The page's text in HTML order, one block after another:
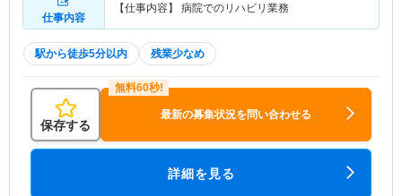
仕事内容
【仕事内容】 病院でのリハビリ業務
駅から徒歩5分以内 残業少なめ
保存する
最新の募集状況を問い合わせる
詳細を見る